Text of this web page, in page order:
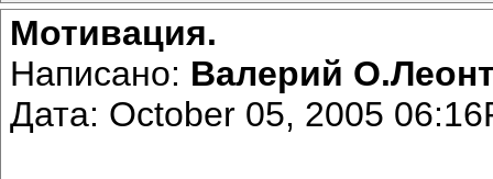
Мотивация.
Написано: Валерий
Дата: October 05, 2005